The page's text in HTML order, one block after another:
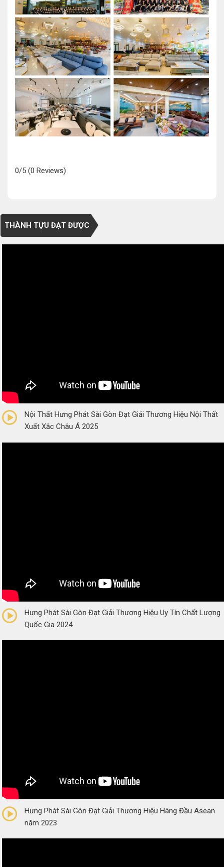
0/5 (0 Reviews)
THÀNH TỰU ĐẠT ĐƯỢC
(0 Reviews)
Nội Thất Hưng Phát Sài Gòn Đạt Giải Thương Hiệu Nội Thất
Xuất Xắc Châu Á 2025
(0 Reviews)
Hưng Phát Sài Gòn Đạt Giải Thương Hiệu Uy Tín Chất Lượng
Quốc Gia 2024
(0 Reviews)
Hưng Phát Sài Gòn Đạt Giải Thương Hiệu Hàng Đầu Asean
năm 2023